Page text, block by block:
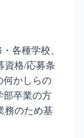
各種学校、
資格/応募条
何かしらの
部卒業の方
務のため基